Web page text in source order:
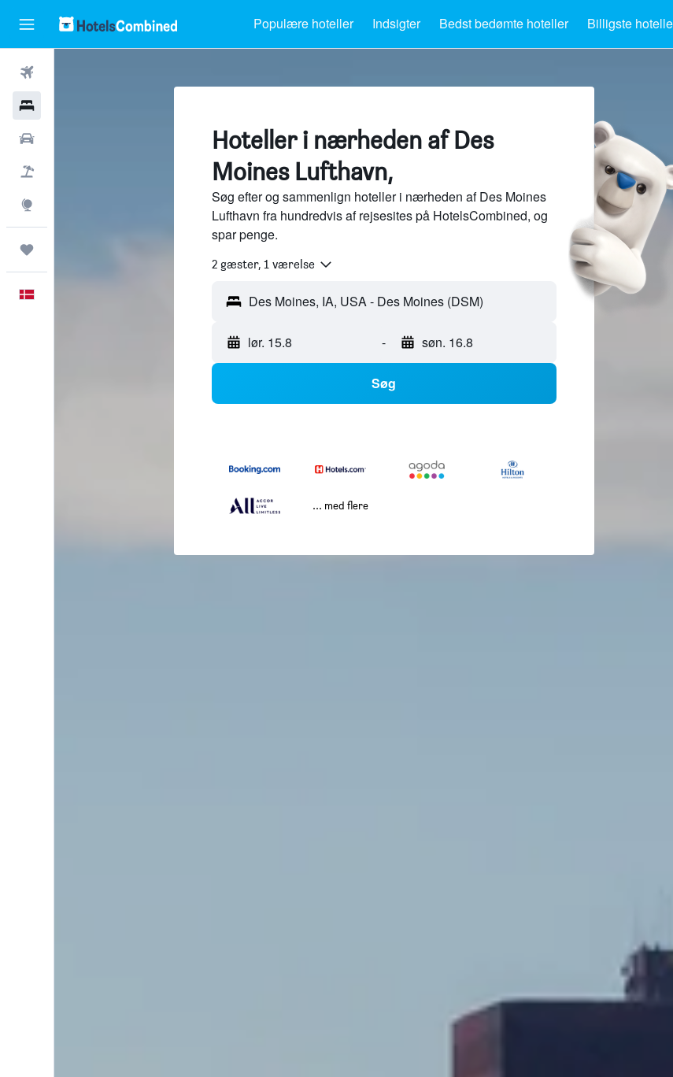
Populære hoteller Indsigter Bedst bedømte hoteller Billigste
Hoteller i nærheden af Des
Moines Lufthavn,
Søg efter og sammenlign hoteller i nærheden af Des Moines
Lufthavn fra hundredvis af rejsesites på HotelsCombined, og
spar penge.
2 gæster, 1 værelse
lør. 15.8 - søn. 16.8
Søg
... med flere